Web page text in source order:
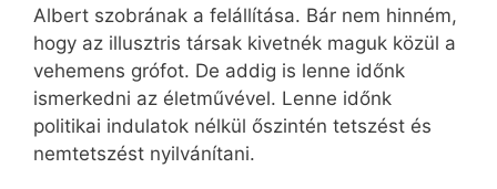
Albert szobrának a felállítása. Bár nem hinném,
hogy az illusztris társak kivetnék maguk közül a
vehemens grófot. De addig is lenne időnk
ismerkedni az életművével. Lenne időnk
politikai indulatok nélkül őszintén tetszést és
nemtetszést nyilvánítani.